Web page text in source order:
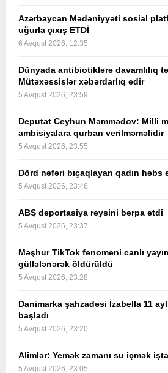
Azərbaycan Mədəniyyəti sosial
uğurla çıxış ETDİ
6 Avqust 2026, 12:35
Dünyada antibiotiklərə davamlılıq
Mütəxəssislər xəbərdarlıq edir
5 Avqust 2026, 23:59
Deputat Ceyhun Məmmədov: Milli
ambisiyalara qurban verilməməlidir
5 Avqust 2026, 23:55
Dörd nəfəri bıçaqlayan qadın həbs
5 Avqust 2026, 23:46
ABŞ deportasiya reysini bərpa etdi
5 Avqust 2026, 23:37
Məşhur TikTok fenomeni canlı
güllələnərək öldürüldü
5 Avqust 2026, 23:28
Danimarka şahzadəsi İzabella 11
başladı
5 Avqust 2026, 23:20
Alimlər: Yemək zamanı su içmək
5 Avqust 2026, 23:05